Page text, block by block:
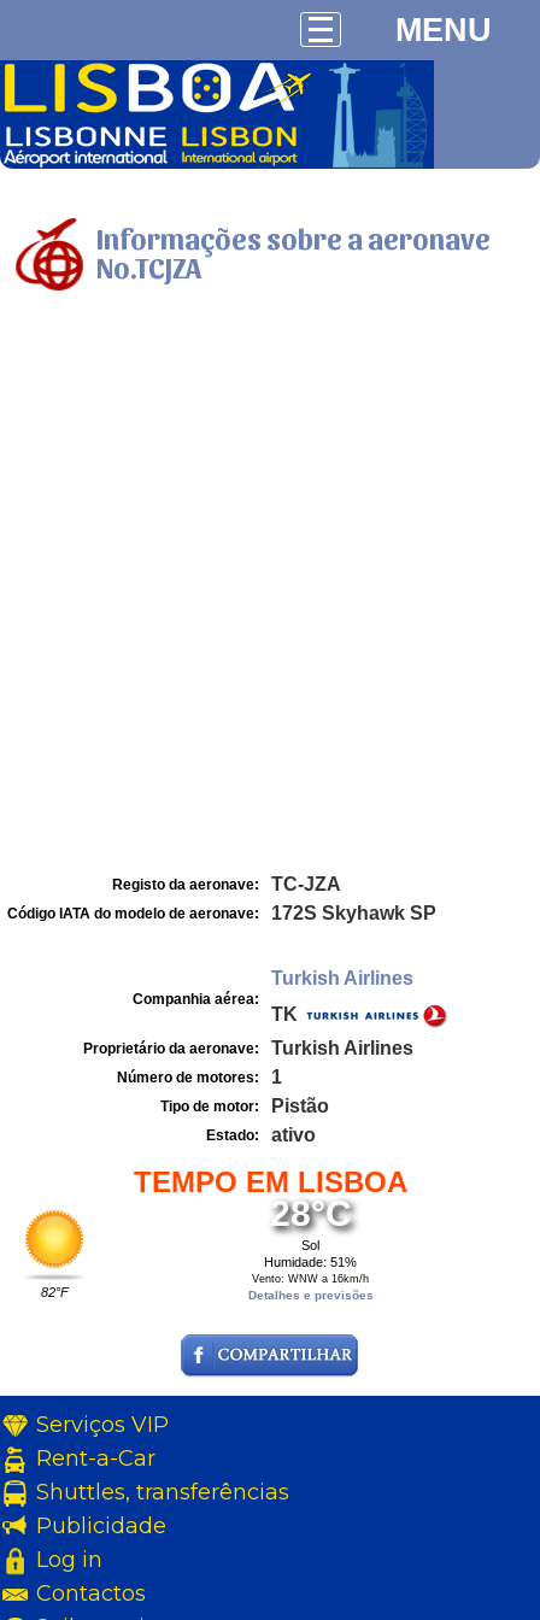
MENU
Informações sobre a aeronave
No.TCJZA
Registo da aeronave: TC-JZA
Código IATA do modelo de aeronave: 172S Skyhawk SP
Companhia aérea:
Turkish Airlines
TK
Proprietário da aeronave: Turkish Airlines
Número de motores: 1
Tipo de motor: Pistão
Estado: ativo
TEMPO EM LISBOA
82°F
28°C
Sol
Humidade: 51%
Vento: WNW a 16km/h
Detalhes e previsões
Serviços VIP
Rent-a-Car
Shuttles, transferências
Publicidade
Log in
Contactos